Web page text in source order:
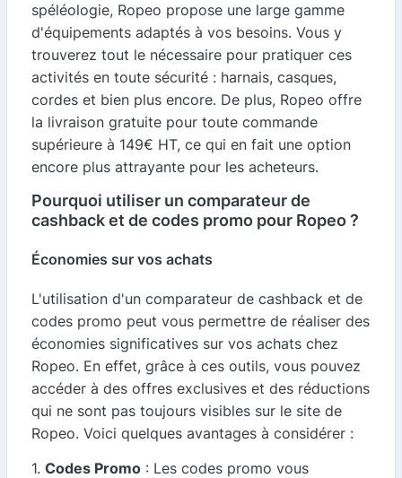
spéléologie, Ropeo propose une large gamme
d'équipements adaptés à vos besoins. Vous y
trouverez tout le nécessaire pour pratiquer ces
activités en toute sécurité : harnais, casques,
cordes et bien plus encore. De plus, Ropeo offre
la livraison gratuite pour toute commande
supérieure à 149€ HT, ce qui en fait une option
encore plus attrayante pour les acheteurs.
Pourquoi utiliser un comparateur de
cashback et de codes promo pour Ropeo ?
Économies sur vos achats
L'utilisation d'un comparateur de cashback et de
codes promo peut vous permettre de réaliser des
économies significatives sur vos achats chez
Ropeo. En effet, grâce à ces outils, vous pouvez
accéder à des offres exclusives et des réductions
qui ne sont pas toujours visibles sur le site de
Ropeo. Voici quelques avantages à considérer :
1. Codes Promo : Les codes promo vous